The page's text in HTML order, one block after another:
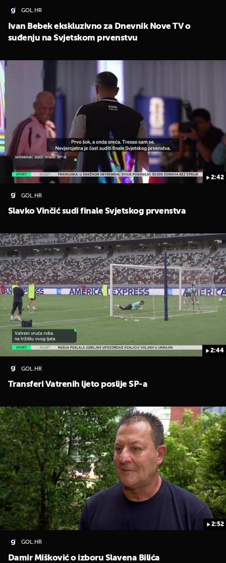
GOL.HR
Ivan Bebek ekskluzivno za Dnevnik Nove TV o
suđenju na Svjetskom prvenstvu
2:42
GOL.HR
Slavko Vinčić sudi finale Svjetskog prvenstva
2:44
GOL.HR
Transferi Vatrenih ljeto poslije SP-a
2:52
GOL.HR
Damir Mišković o izboru Slavena Bilića